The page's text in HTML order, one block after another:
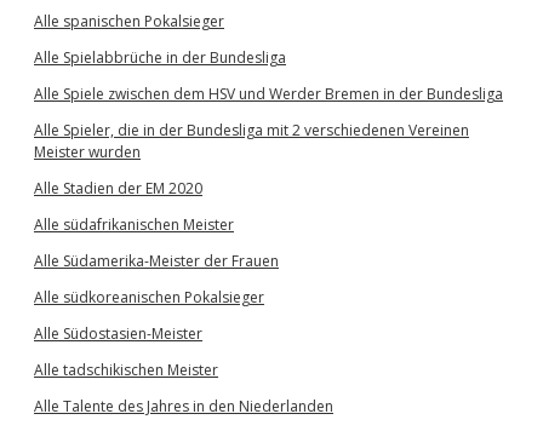
Alle spanischen Pokalsieger
Alle Spielabbrüche in der Bundesliga
Alle Spiele zwischen dem HSV und Werder Bremen in der Bundesliga
Alle Spieler, die in der Bundesliga mit 2 verschiedenen Vereinen
Meister wurden
Alle Stadien der EM 2020
Alle südafrikanischen Meister
Alle Südamerika-Meister der Frauen
Alle südkoreanischen Pokalsieger
Alle Südostasien-Meister
Alle tadschikischen Meister
Alle Talente des Jahres in den Niederlanden